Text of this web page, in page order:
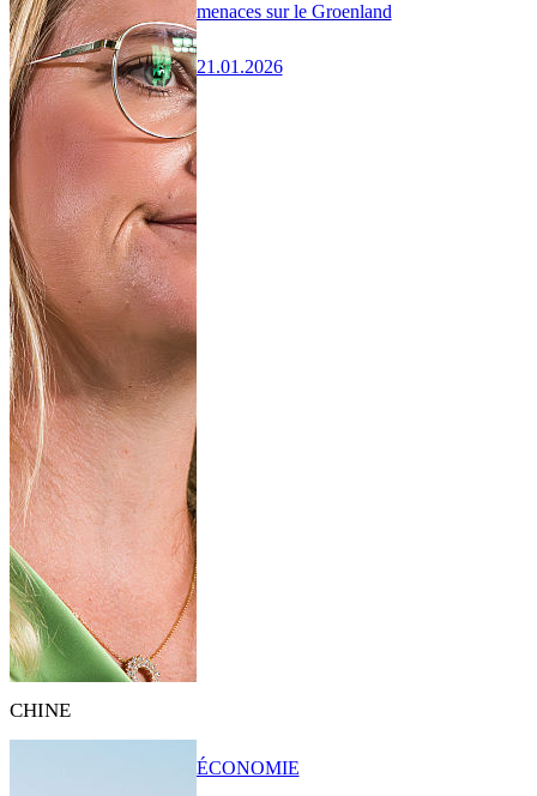
menaces sur le Groenland
21.01.2026
CHINE
ÉCONOMIE